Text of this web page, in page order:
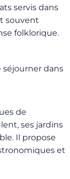
servis dans
souvent
folklorique.
dans
de
ses jardins
Il propose
et